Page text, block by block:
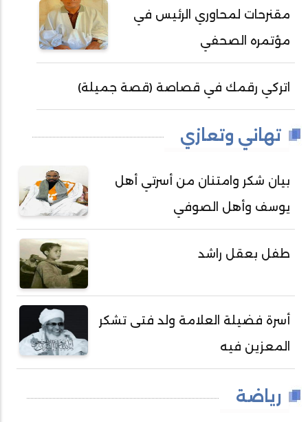
مقنرحات لمحاوري الرئيس في
مؤتمره الصحفي
اتركي رقمك في قصاصة (قصة جميلة)
تهاني وتعازي
بيان شكر وامتنان من أسرتي أهل
يوسف وأهل الصوفي
طفل بعقل راشد
أسرة فضيلة العلامة ولد فتى تشكر
المعزين فيه
رياضة